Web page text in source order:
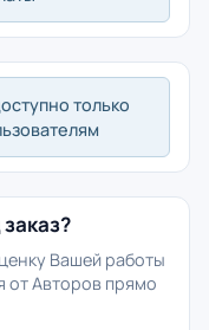
только
Вашей работы
от Авторов прямо